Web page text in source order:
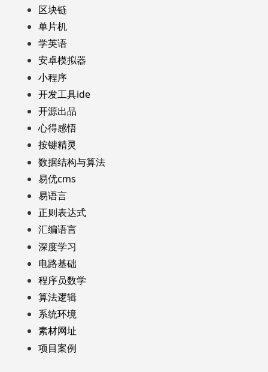
区块链
单片机
学英语
安卓模拟器
小程序
开发工具ide
开源出品
心得感悟
按键精灵
数据结构与算法
易优cms
易语言
正则表达式
汇编语言
深度学习
电路基础
程序员数学
算法逻辑
系统环境
素材网址
项目案例